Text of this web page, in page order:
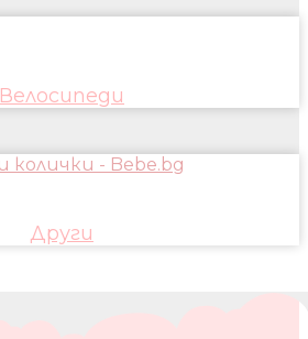
Велосипеди
Други